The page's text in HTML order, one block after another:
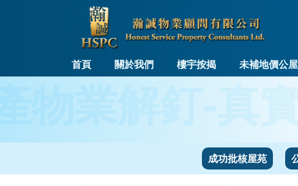
首頁 關於我們 樓宇按揭 未補地價公
物業解釘-真
成功批核屋苑